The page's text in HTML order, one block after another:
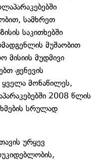
სამხრეთ
საკითხებში
მუშაობით
მისიის მუდმივი
ჟენევის
მონაწილეს,
2008 წლის
სრულად
ურყევ